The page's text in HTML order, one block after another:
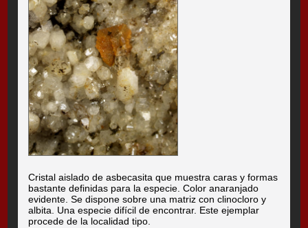
Cristal aislado de asbecasita que muestra caras y formas
bastante definidas para la especie. Color anaranjado
evidente. Se dispone sobre una matriz con clinocloro y
albita. Una especie difícil de encontrar. Este ejemplar
procede de la localidad tipo.